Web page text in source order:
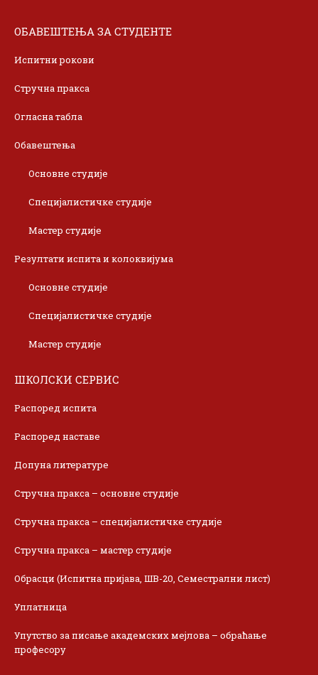
ОБАВЕШТЕЊА ЗА СТУДЕНТЕ
Испитни рокови
Стручна пракса
Огласна табла
Обавештења
Основне студије
Специјалистичке студије
Мастер студије
Резултати испита и колоквијума
Основне студије
Специјалистичке студије
Мастер студије
ШКОЛСКИ СЕРВИС
Распоред испита
Распоред наставе
Допуна литературе
Стручна пракса – основне студије
Стручна пракса – специјалистичке студије
Стручна пракса – мастер студије
Обрасци (Испитна пријава, ШВ-20, Семестрални лист)
Уплатница
Упутство за писање академских мејлова – обраћање
професору